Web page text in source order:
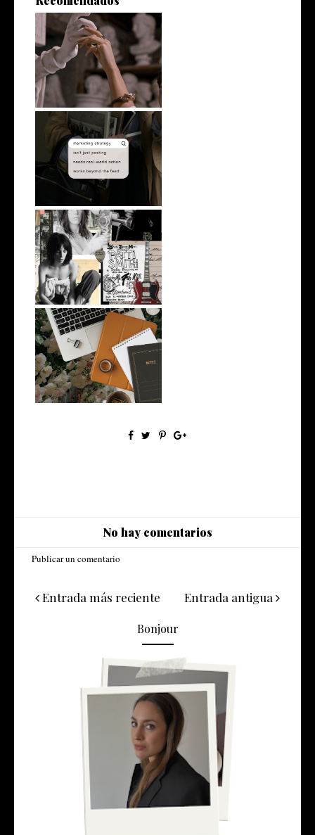
AI can polish your thoughts. It
can...
Do you really need
marketing? A rea...
Branding Lessons from Patti
Smith
Marketing: Tendencias 2025
No hay comentarios
Publicar un comentario
Entrada más reciente Entrada antigua
Bonjour